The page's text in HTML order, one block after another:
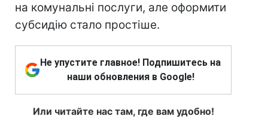
на комунальні послуги, але оформити
субсидію стало простіше.
Не упустите главное! Подпишитесь на
наши обновления в Google!
Или читайте нас там, где вам удобно!